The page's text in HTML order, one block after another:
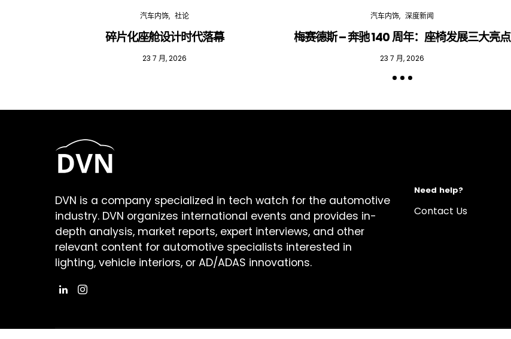
汽车内饰 社论
碎片化座舱设计时代落幕
23 7 月, 2026
汽车内饰 深度新闻
梅赛德斯 – 奔驰 140 周年：座椅发展三大亮点
23 7 月, 2026
DVN is a company specialized in tech watch for the automotive
industry. DVN organizes international events and provides in-
depth analysis, market reports, expert interviews, and other
relevant content for automotive specialists interested in
lighting, vehicle interiors, or AD/ADAS innovations.
Need help?
Contact Us